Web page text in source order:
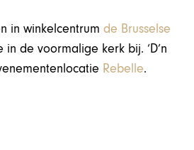
in winkelcentrumde Brusselse
de voormalige kerk bij. ‘D’n
Rebelle.